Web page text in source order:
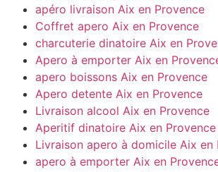
apéro livraison Aix en Provence
Coffret apero Aix en Provence
charcuterie dinatoire Aix en
Apero à emporter Aix en
apero boissons Aix en Provence
Apero detente Aix en Provence
Livraison alcool Aix en Provence
Aperitif dinatoire Aix en Provence
Livraison apero à domicile Aix en
apero à emporter Aix en